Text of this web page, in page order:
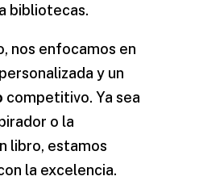
bibliotecas.
nos enfocamos en
y un
competitivo. Ya sea
o la
libro, estamos
la excelencia.